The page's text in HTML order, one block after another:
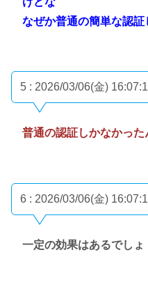
なぜか普通の簡単な認
5 : 2026/03/06(金)
普通の認証しかなかっ
6 : 2026/03/06(金)
一定の効果はあるでしょ